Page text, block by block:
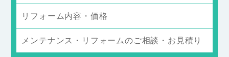
リフォーム内容・価格
メンテナンス・リフォームのご相談・お見積り